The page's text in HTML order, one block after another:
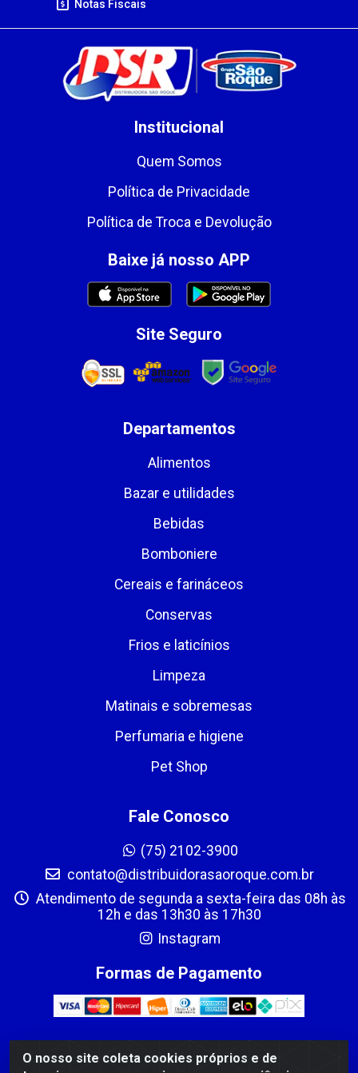
O nosso site coleta cookies próprios e de
Notas Fiscais
Institucional
Quem Somos
Política de Privacidade
Política de Troca e Devolução
Baixe já nosso APP
Site Seguro
Departamentos
Alimentos
Bazar e utilidades
Bebidas
Bomboniere
Cereais e farináceos
Conservas
Frios e laticínios
Limpeza
Matinais e sobremesas
Perfumaria e higiene
Pet Shop
Fale Conosco
(75) 2102-3900
contato@distribuidorasaoroque.com.br
Atendimento de segunda a sexta-feira das 08h às
12h e das 13h30 às 17h30
Instagram
Formas de Pagamento
DIST DE PROD ALIM SÃO ROQUE LTDA - AVENIDA PROBAHIA,